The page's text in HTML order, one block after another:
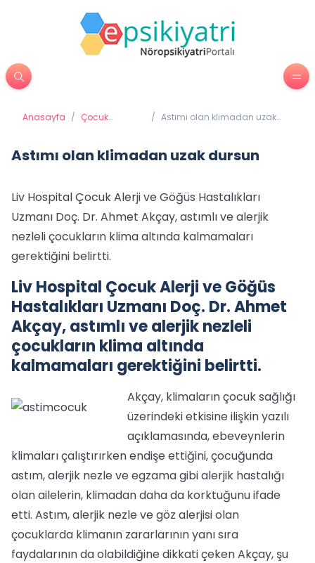
Anasayfa / Çocuk
/ Astımı olan klimadan uzak
Astımı olan klimadan uzak dursun
Liv Hospital Çocuk Alerji ve Göğüs Hastalıkları
Uzmanı Doç. Dr. Ahmet Akçay, astımlı ve alerjik
nezleli çocukların klima altında kalmamaları
gerektiğini belirtti.
Liv Hospital Çocuk Alerji ve Göğüs
Hastalıkları Uzmanı Doç. Dr. Ahmet
Akçay, astımlı ve alerjik nezleli
çocukların klima altında
kalmamaları gerektiğini belirtti.
Akçay, klimaların çocuk sağlığı
üzerindeki etkisine ilişkin yazılı
açıklamasında, ebeveynlerin
klimaları çalıştırırken endişe ettiğini, çocuğunda
astım, alerjik nezle ve egzama gibi alerjik hastalığı
olan ailelerin, klimadan daha da korktuğunu ifade
etti. Astım, alerjik nezle ve göz alerjisi olan
çocuklarda klimanın zararlarının yanı sıra
faydalarının da olabildiğine dikkati çeken Akçay, şu